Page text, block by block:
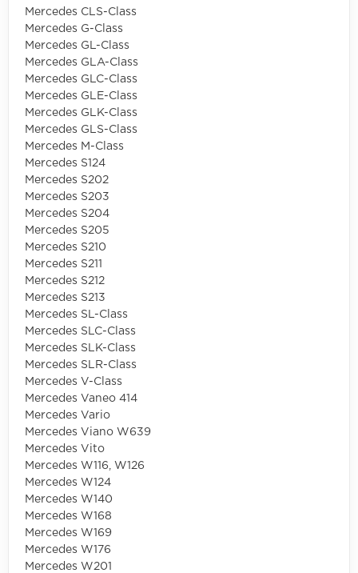
Mercedes CLS-Class
Mercedes G-Class
Mercedes GL-Class
Mercedes GLA-Class
Mercedes GLC-Class
Mercedes GLE-Class
Mercedes GLK-Class
Mercedes GLS-Class
Mercedes M-Class
Mercedes S124
Mercedes S202
Mercedes S203
Mercedes S204
Mercedes S205
Mercedes S210
Mercedes S211
Mercedes S212
Mercedes S213
Mercedes SL-Class
Mercedes SLC-Class
Mercedes SLK-Class
Mercedes SLR-Class
Mercedes V-Class
Mercedes Vaneo 414
Mercedes Vario
Mercedes Viano W639
Mercedes Vito
Mercedes W116, W126
Mercedes W124
Mercedes W140
Mercedes W168
Mercedes W169
Mercedes W176
Mercedes W201